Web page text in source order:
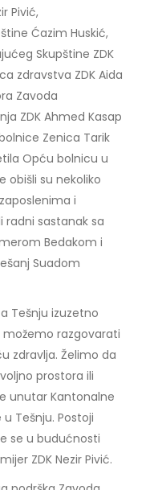
Pivić,
Ćazim Huskić,
Skupštine ZDK
zdravstva ZDK Aida
Zavoda
ZDK Ahmed Kasap
Zenica Tarik
Opću bolnicu u
obišli su nekoliko
i
radni sastanak sa
Bedakom i
Suadom
Tešnju izuzetno
možemo razgovarati
zdravlja. Želimo da
prostora ili
unutar Kantonalne
Tešnju. Postoji
se u budućnosti
ZDK Nezir Pivić.